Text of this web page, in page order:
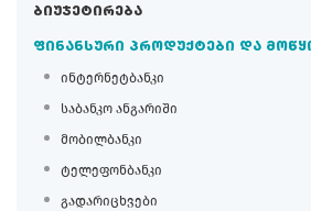
ბიუჯეტირება
ფინანსური პროდუქტები და
ინტერნეტბანკი
საბანკო ანგარიში
მობილბანკი
ტელეფონბანკი
გადარიცხვები